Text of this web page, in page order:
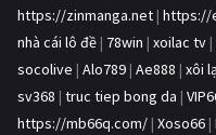
https://zinmanga.net | https://
nhà cái lô đề | 78win | xoilac tv |
socolive | Alo789 | Ae888 | xôi
sv368 | truc tiep bong da |
https://mb66q.com/ | Xoso66 |